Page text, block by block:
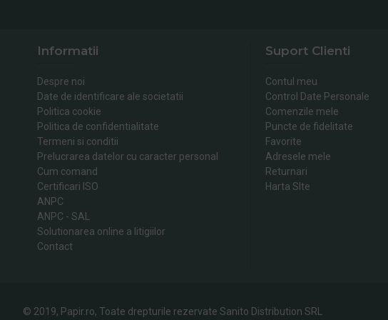
Informatii
Despre noi
Date de identificare ale societatii
Politica cookie
Politica de confidentialitate
Termeni si conditii
Prelucrarea datelor cu caracter personal
Cum comand
Certificari ISO
ANPC
ANPC - SAL
Solutionarea online a litigiilor
Contact
Suport Clienti
Contul meu
Control Date Personale
Comenzile mele
Puncte de fidelitate
Favorite
Adresele mele
Returnari
Harta SIte
© 2019, Papir.ro, Toate drepturile rezervate Sanito Distribution SRL